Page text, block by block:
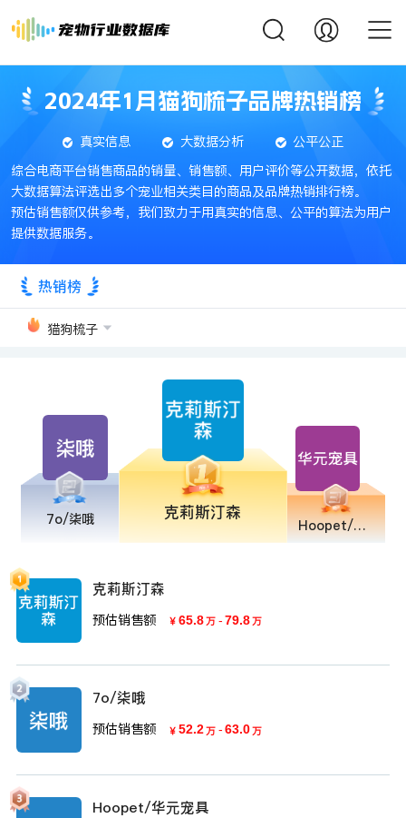
2024年1月猫狗梳子品牌热销榜
真实信息 大数据分析
公平公正
综合电商平台销售商品的销量、销售额、用户评价等公开数据，依托
大数据算法评选出多个宠业相关类目的商品及品牌热销排行榜。
预估销售额仅供参考，我们致力于用真实的信息、公平的算法为用户
提供数据服务。
热销榜
猫狗梳子
7o/柒哦 克莉斯汀森
Hoopet/华元宠具
克莉斯汀森
预估销售额 ￥ 65.8万 - 79.8万
7o/柒哦
预估销售额 ￥ 52.2万 - 63.0万
Hoopet/华元宠具